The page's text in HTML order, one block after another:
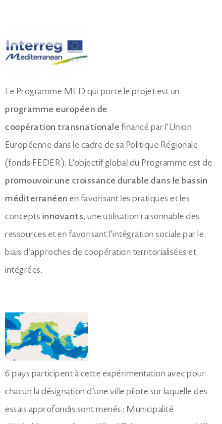
Le Programme MED qui porte le projet est un
programme européen de
coopération transnationale financé par l’Union
Européenne dans le cadre de sa Politique Régionale
(fonds FEDER). L’objectif global du Programme est de
promouvoir une croissance durable dans le bassin
méditerranéen en favorisant les pratiques et les
concepts innovants, une utilisation raisonnable des
ressources et en favorisant l’intégration sociale par le
biais d’approches de coopération territorialisées et
intégrées.
6 pays participent à cette expérimentation avec pour
chacun la désignation d’une ville pilote sur laquelle des
essais approfondis sont menés : Municipalité